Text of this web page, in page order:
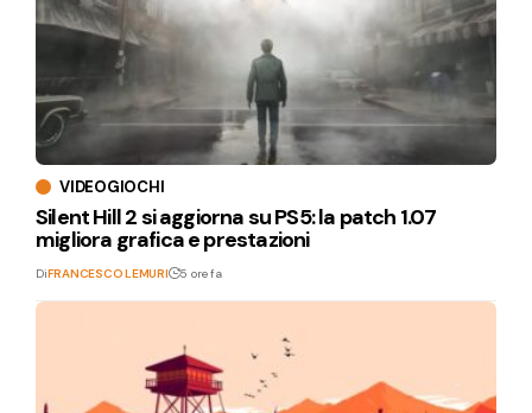
VIDEOGIOCHI
Silent Hill 2 si aggiorna su PS5: la patch 1.07
migliora grafica e prestazioni
DiFRANCESCO LEMURI 5 ore fa